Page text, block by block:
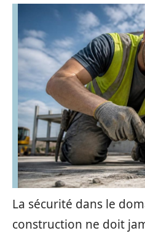
La sécurité dans le
construction ne doit